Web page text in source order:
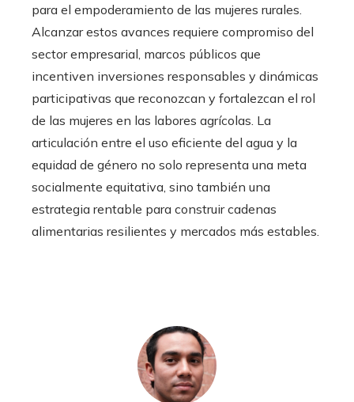
para el empoderamiento de las mujeres rurales.
Alcanzar estos avances requiere compromiso del
sector empresarial, marcos públicos que
incentiven inversiones responsables y dinámicas
participativas que reconozcan y fortalezcan el rol
de las mujeres en las labores agrícolas. La
articulación entre el uso eficiente del agua y la
equidad de género no solo representa una meta
socialmente equitativa, sino también una
estrategia rentable para construir cadenas
alimentarias resilientes y mercados más estables.